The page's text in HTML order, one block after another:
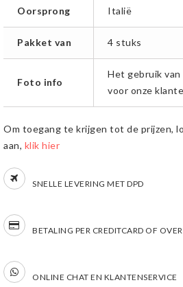
Oorsprong Italië
Pakket van 4 stuks
Foto info
Het gebruik
voor onze
Om toegang te krijgen tot de prijzen,
aan, klik hier
SNELLE LEVERING MET DPD
BETALING PER CREDITCARD OF
ONLINE CHAT EN KLANTENSERVICE